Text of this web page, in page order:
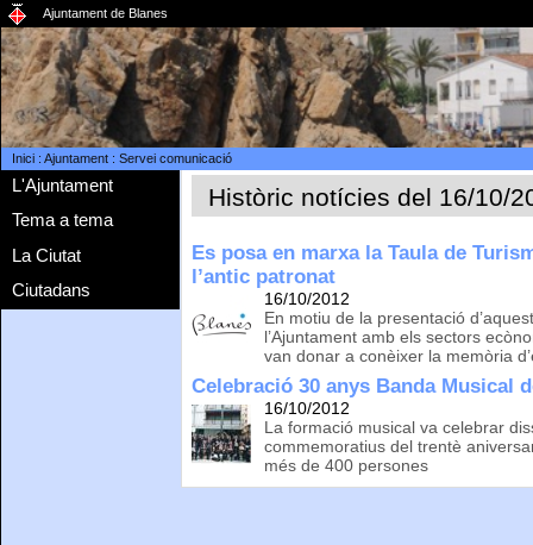
Ajuntament de Blanes
Inici: Ajuntament: Servei comunicació
L'Ajuntament
Tema a tema
La Ciutat
Ciutadans
Històric notícies del 16/10/
Es posa en marxa la Taula de
l’antic patronat
16/10/2012
En motiu de la presentació
l’Ajuntament amb els sectors
van donar a conèixer la memòria
Celebració 30 anys Banda Musical
16/10/2012
La formació musical va celebrar
commemoratius del trentè
més de 400 persones